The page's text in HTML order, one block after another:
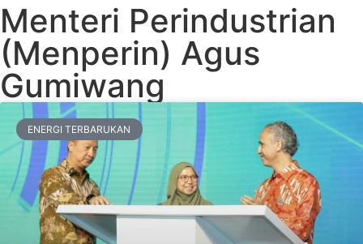
Menteri Perindustrian
(Menperin) Agus
Gumiwang
ENERGI TERBARUKAN